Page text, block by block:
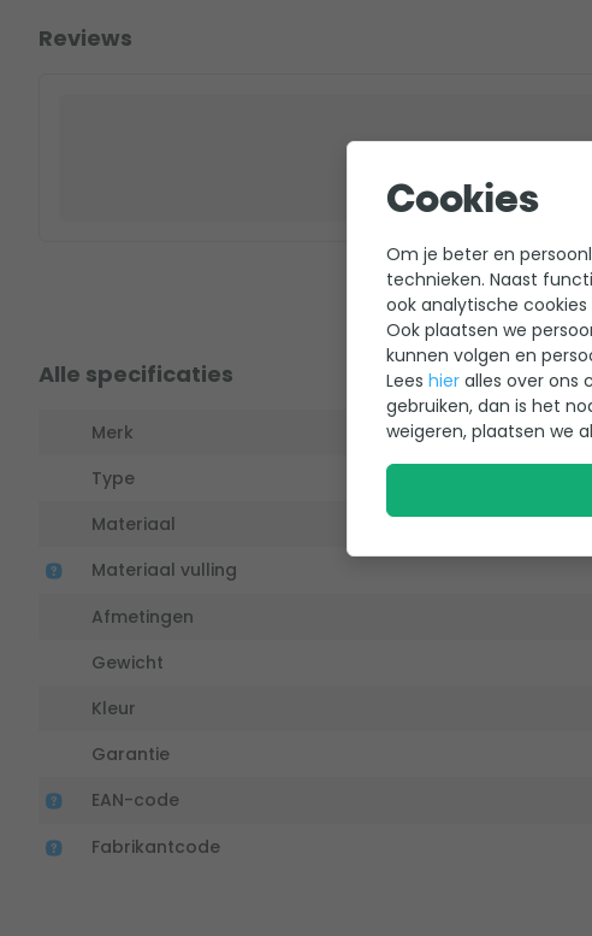
Reviews
Alle specificaties
Merk
Type
Materiaal
Materiaal vulling
Afmetingen
Gewicht
Kleur
Garantie
EAN-code
Fabrikantcode
Cookies
Om je beter en
technieken. Naast
ook analytische
Ook plaatsen we
kunnen volgen en
Lees hier alles over ons
gebruiken, dan is het
weigeren, plaatsen we